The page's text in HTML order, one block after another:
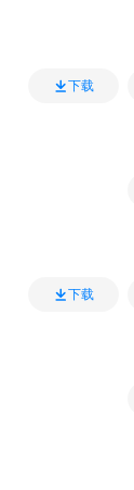
下载
下载